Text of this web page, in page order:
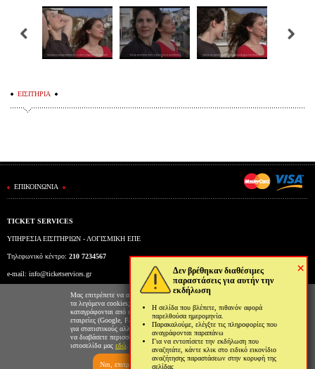
×
Δεν βρέθηκαν διαθέσιμες
παραστάσεις για αυτήν την
εκδήλωση
Η σελίδα που βλέπετε, πιθανόν αφορά
παρελθούσα ημερομηνία.
Παρακαλούμε, ελέγξτε τις πληροφορίες που
αναγράφονται παραπάνω
Για να εντοπίσετε την εκδήλωση που
αναζητάτε, κάντε κλικ στο ειδικό εικονίδιο
αναζήτησης παραστάσεων στην κορυφή της
σελίδας
ΕΙΣΙΤΗΡΙΑ
ΕΠΙΚΟΙΝΩΝΙΑ
TICKET SERVICES
ΥΠΗΡΕΣΙΑ ΕΙΣΙΤΗΡΙΩΝ - ΛΟΓΙΣΜΙΚΗ ΕΠΕ
Τηλεφωνικό κέντρο: 210 7234567
e-mail: info@ticketservices.gr
Εκδοτήριο: Πανεπιστημίου 39 (Στοά Πεσμαζόγλου), Αθήνα
Ώρες λειτουργίας εκδοτηρίου: Δευ-Παρ: 9πμ-5μμ
Μας επιτρέπετε να αποθηκεύουμε στον φυλλομετρητή σας
τα λεγόμενα cookies; Με αυτόν τον τρόπο θα
καταγράφονται από εμάς και τρίτες συνεργαζόμενες
εταιρείες (Google, Facebook κτλ) στοιχεία επισκεψιμότητας
για στατιστικούς αλλά και διαφημιστικούς λόγους. Μπορείτε
να διαβάσετε περισσότερα για την χρήση cookies από την
ιστοσελίδα μας εδώ
Ναι, επιτρέπω Όχι, δεν επιτρέπω